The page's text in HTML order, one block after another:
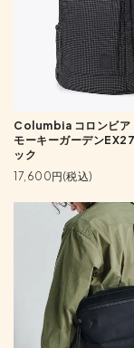
Columbia コロンビア
モーキーガーデン
ック
17,600円(税込)